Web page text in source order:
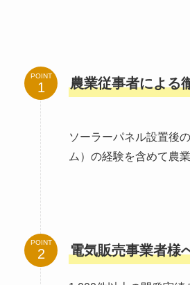
POINT 農業従事者による
ソーラーパネル設置後
ム）の経験を含めて農
POINT 電気販売事業者様